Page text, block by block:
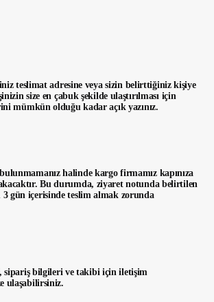
teslimat adresine veya sizin belirttiğiniz kişiye
size en çabuk şekilde ulaştırılması için
mümkün olduğu kadar açık yazınız.
halinde kargo firmamız kapınıza
Bu durumda, ziyaret notunda belirtilen
3 gün içerisinde teslim almak zorunda
sipariş bilgileri ve takibi için iletişim
ulaşabilirsiniz.